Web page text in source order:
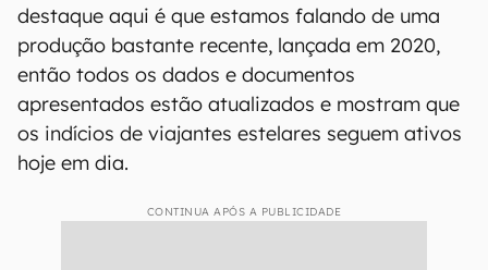
destaque aqui é que estamos falando de uma
produção bastante recente, lançada em 2020,
então todos os dados e documentos
apresentados estão atualizados e mostram que
os indícios de viajantes estelares seguem ativos
hoje em dia.
CONTINUA APÓS A PUBLICIDADE